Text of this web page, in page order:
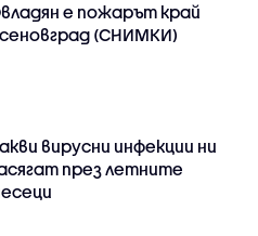
е пожарът край
(СНИМКИ)
вирусни инфекции ни
през летните